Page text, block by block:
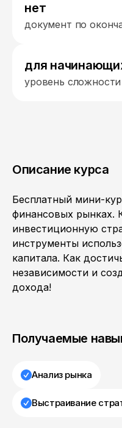
нет
документ по
для
уровень сложности
Описание курса
Бесплатный мини-
финансовых рынках.
инвестиционную
инструменты
капитала. Как
независимости и
дохода!
Получаемые
Анализ рынка
Выстраивание